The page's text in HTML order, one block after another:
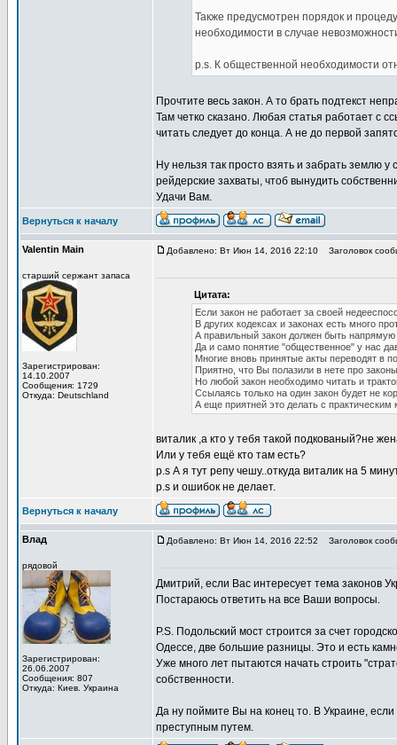
Также предусмотрен порядок и
необходимости в случае
p.s. К общественной необходимости
Прочтите весь закон. А то брать подтекст
Там четко сказано. Любая статья работает с
читать следует до конца. А не до первой
Ну нельзя так просто взять и забрать землю
рейдерские захваты, чтоб вынудить
Удачи Вам.
Вернуться к началу
Valentin Main
старший сержант запаса
Зарегистрирован:
14.10.2007
Сообщения: 1729
Откуда: Deutschland
Добавлено: Вт Июн 14, 2016 22:10 Заголовок
Цитата:
Если закон не работает за своей
В других кодексах и законах есть много
А правильный закон должен быть напрямую
Да и само понятие "общественное" у нас
Многие вновь принятые акты переводят в
Приятно, что Вы полазили в нете про
Но любой закон необходимо читать и
Ссылаясь только на один закон будет не
А еще приятней это делать с
виталик ,а кто у тебя такой подкованый?не
Или у тебя ещё кто там есть?
p.s А я тут репу чешу..откуда виталик на 5
p.s и ошибок не делает.
Вернуться к началу
Влад
рядовой
Зарегистрирован:
26.06.2007
Сообщения: 807
Откуда: Киев. Украина
Добавлено: Вт Июн 14, 2016 22:52 Заголовок
Дмитрий, если Вас интересует тема законов
Постараюсь ответить на все Ваши вопросы.
P.S. Подольский мост строится за счет
Одессе, две большие разницы. Это и есть
Уже много лет пытаются начать строить
собственности.
Да ну поймите Вы на конец то. В Украине, если
преступным путем.